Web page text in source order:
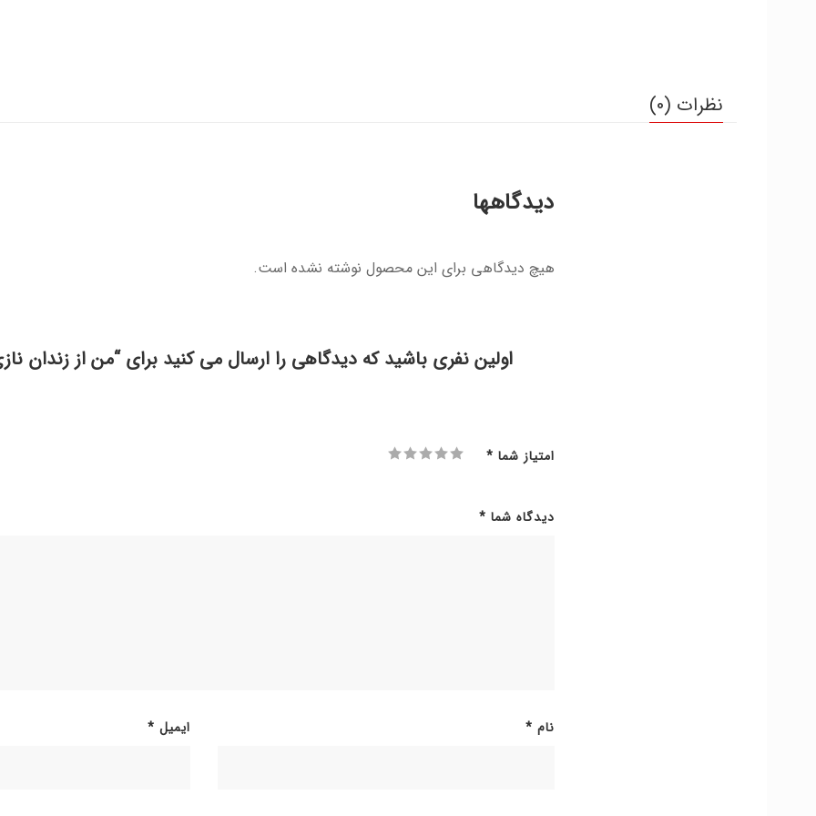
نظرات (0)
دیدگاهها
هیچ دیدگاهی برای این محصول نوشته نشده است.
اولین نفری باشید که دیدگاهی را ارسال می کنید برای “من از زندان
امتیاز شما *
دیدگاه شما *
نام * ایمیل *